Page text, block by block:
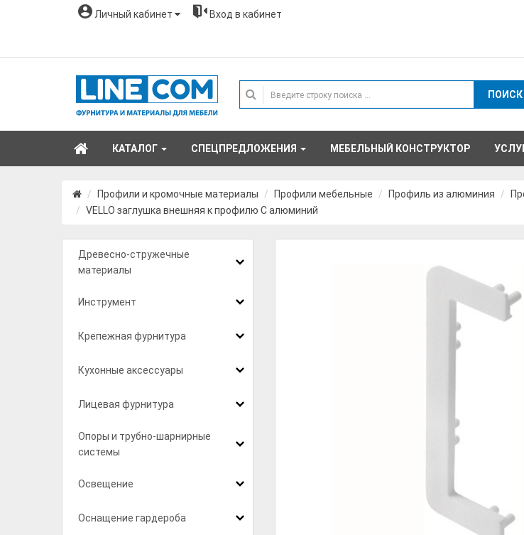
Личный кабинет Вход в кабинет
ПОИСК
КАТАЛОГ СПЕЦПРЕДЛОЖЕНИЯ МЕБЕЛЬНЫЙ КОНСТРУКТОР
Профили и кромочные материалы Профили мебельные Профиль из алюминия
VELLO заглушка внешняя к профилю С алюминий
Древесно-стружечные
материалы
Инструмент
Крепежная фурнитура
Кухонные аксессуары
Лицевая фурнитура
Опоры и трубно-шарнирные
системы
Освещение
Оснащение гардероба